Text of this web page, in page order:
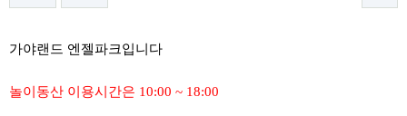
가야랜드 엔젤파크입니다
놀이동산 이용시간은 10:00 ~ 18:00